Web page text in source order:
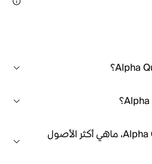
بالإضافة إلى Alpha Quark Token، ماهي أكثر الأصول